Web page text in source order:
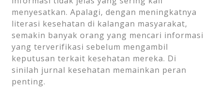
menyesatkan. Apalagi, dengan meningkatnya
literasi kesehatan di kalangan masyarakat,
semakin banyak orang yang mencari informasi
yang terverifikasi sebelum mengambil
keputusan terkait kesehatan mereka. Di
sinilah jurnal kesehatan memainkan peran
penting.